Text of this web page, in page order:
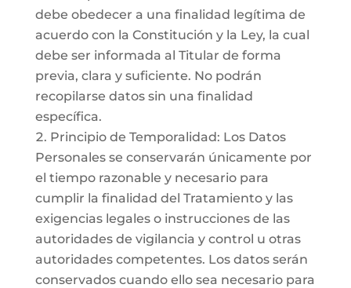
debe obedecer a una finalidad legítima de
acuerdo con la Constitución y la Ley, la cual
debe ser informada al Titular de forma
previa, clara y suficiente. No podrán
recopilarse datos sin una finalidad
específica.
Principio de Temporalidad: Los Datos
Personales se conservarán únicamente por
el tiempo razonable y necesario para
cumplir la finalidad del Tratamiento y las
exigencias legales o instrucciones de las
autoridades de vigilancia y control u otras
autoridades competentes. Los datos serán
conservados cuando ello sea necesario para